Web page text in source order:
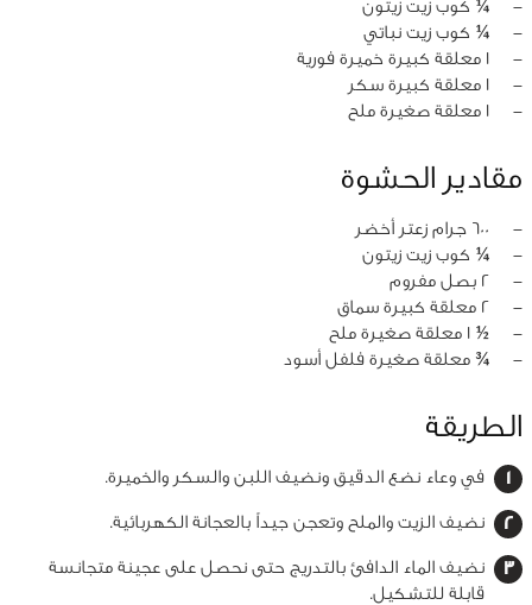
‏-
¼ كوب زيت زيتون
‏-
¼ كوب زيت نباتي
‏-
1 معلقة كبيرة خميرة فورية
‏-
1 معلقة كبيرة سكر
‏-
1 معلقة صغيرة ملح
مقادير الحشوة
‏-
600 جرام زعتر أخضر
‏-
¼ كوب زيت زيتون
‏-
2 بصل مفروم
‏-
2 معلقة كبيرة سماق
‏-
½ 1 معلقة صغيرة ملح
‏-
¾ معلقة صغيرة فلفل أسود
الطريقة
في وعاء نضع الدقيق ونضيف اللبن والسكر والخميرة.
نضيف الزيت والملح وتعجن جيداً بالعجانة الكهربائية.
نضيف الماء الدافئ بالتدريج حتى نحصل على عجينة متجانسة
قابلة للتشكيل.